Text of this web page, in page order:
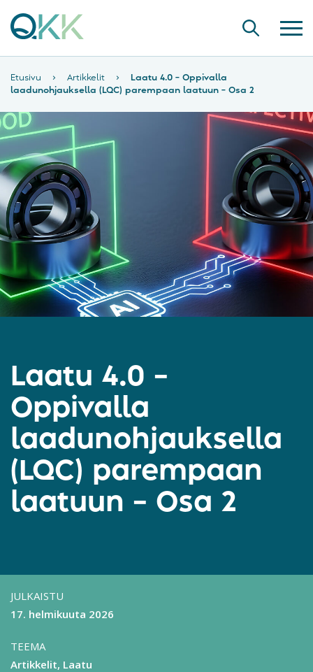
Etusivu › Artikkelit ›
Laatu 4.0 – Oppivalla
laadunohjauksella (LQC) parempaan laatuun – Osa 2
Laatu 4.0 –
Oppivalla
laadunohjauksella
(LQC) parempaan
laatuun – Osa 2
JULKAISTU
17. helmikuuta 2026
TEEMA
Artikkelit Laatu